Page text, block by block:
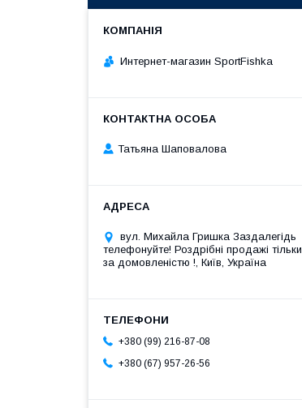
Интернет-магазин SportFishka
Татьяна Шаповалова
вул. Михайла Гришка Заздалегiдь
телефонуйте! Роздрібні продажі тiльки
за домовленістю !, Київ, Україна
+380 (99) 216-87-08
+380 (67) 957-26-56